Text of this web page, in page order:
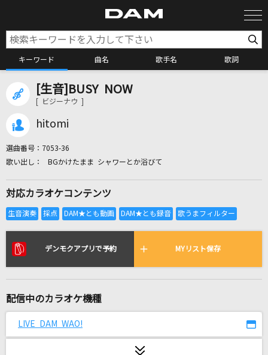
キーワード 曲名 歌手名 歌詞
カラオケ検索
全国りれき
リアルタイムで歌われている曲の一覧
Star
[生音]BUSY NOW
[ ビジーナウ ]
hitomi
選曲番号： 7053-36
BGかけたまま シャワーとか浴びて
対応カラオケコンテンツ
デンモクアプリで予約 MYリスト保存
配信中のカラオケ機種
LIVE DAM WAO!